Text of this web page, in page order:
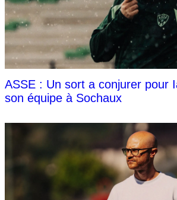
ASSE : Un sort a conjurer pour
son équipe à Sochaux